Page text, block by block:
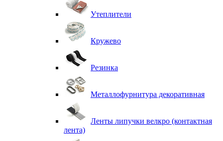
Утеплители
Кружево
Резинка
Металлофурнитура декоративная
Ленты липучки велкро (контактная
лента)